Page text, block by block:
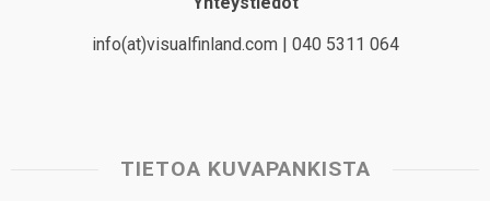
info(at)visualfinland.com | 040 5311 064
TIETOA KUVAPANKISTA